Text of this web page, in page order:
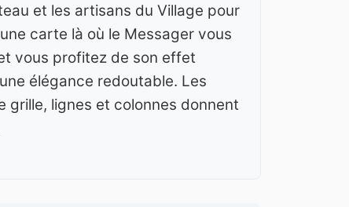
et les artisans du Village pour
carte là où le Messager vous
vous profitez de son effet
élégance redoutable. Les
grille, lignes et colonnes donnent